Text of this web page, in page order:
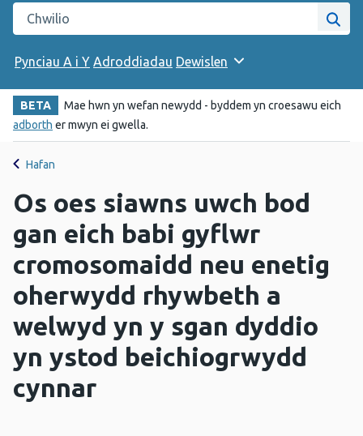
Chwilio gwefan Iechyd Cyhoeddus Cymru
Pynciau A i Y Adroddiadau Dewislen
BETA
Mae hwn yn wefan newydd - byddem yn croesawu eich
adborth er mwyn ei gwella.
Hafan
Os oes siawns uwch bod
gan eich babi gyflwr
cromosomaidd neu enetig
oherwydd rhywbeth a
welwyd yn y sgan dyddio
yn ystod beichiogrwydd
cynnar